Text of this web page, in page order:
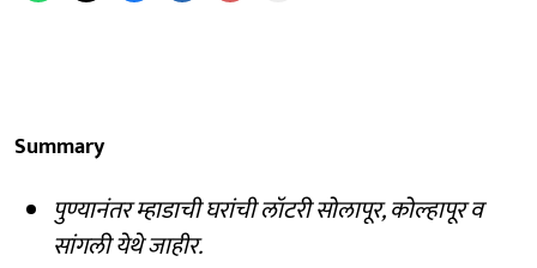
Summary
पुण्यानंतर म्हाडाची घरांची लॉटरी सोलापूर, कोल्हापूर व
सांगली येथे जाहीर.